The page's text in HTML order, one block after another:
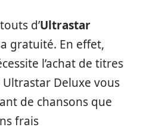
d’Ultrastar
gratuité. En effet,
l’achat de titres
Ultrastar Deluxe vous
de chansons que
frais